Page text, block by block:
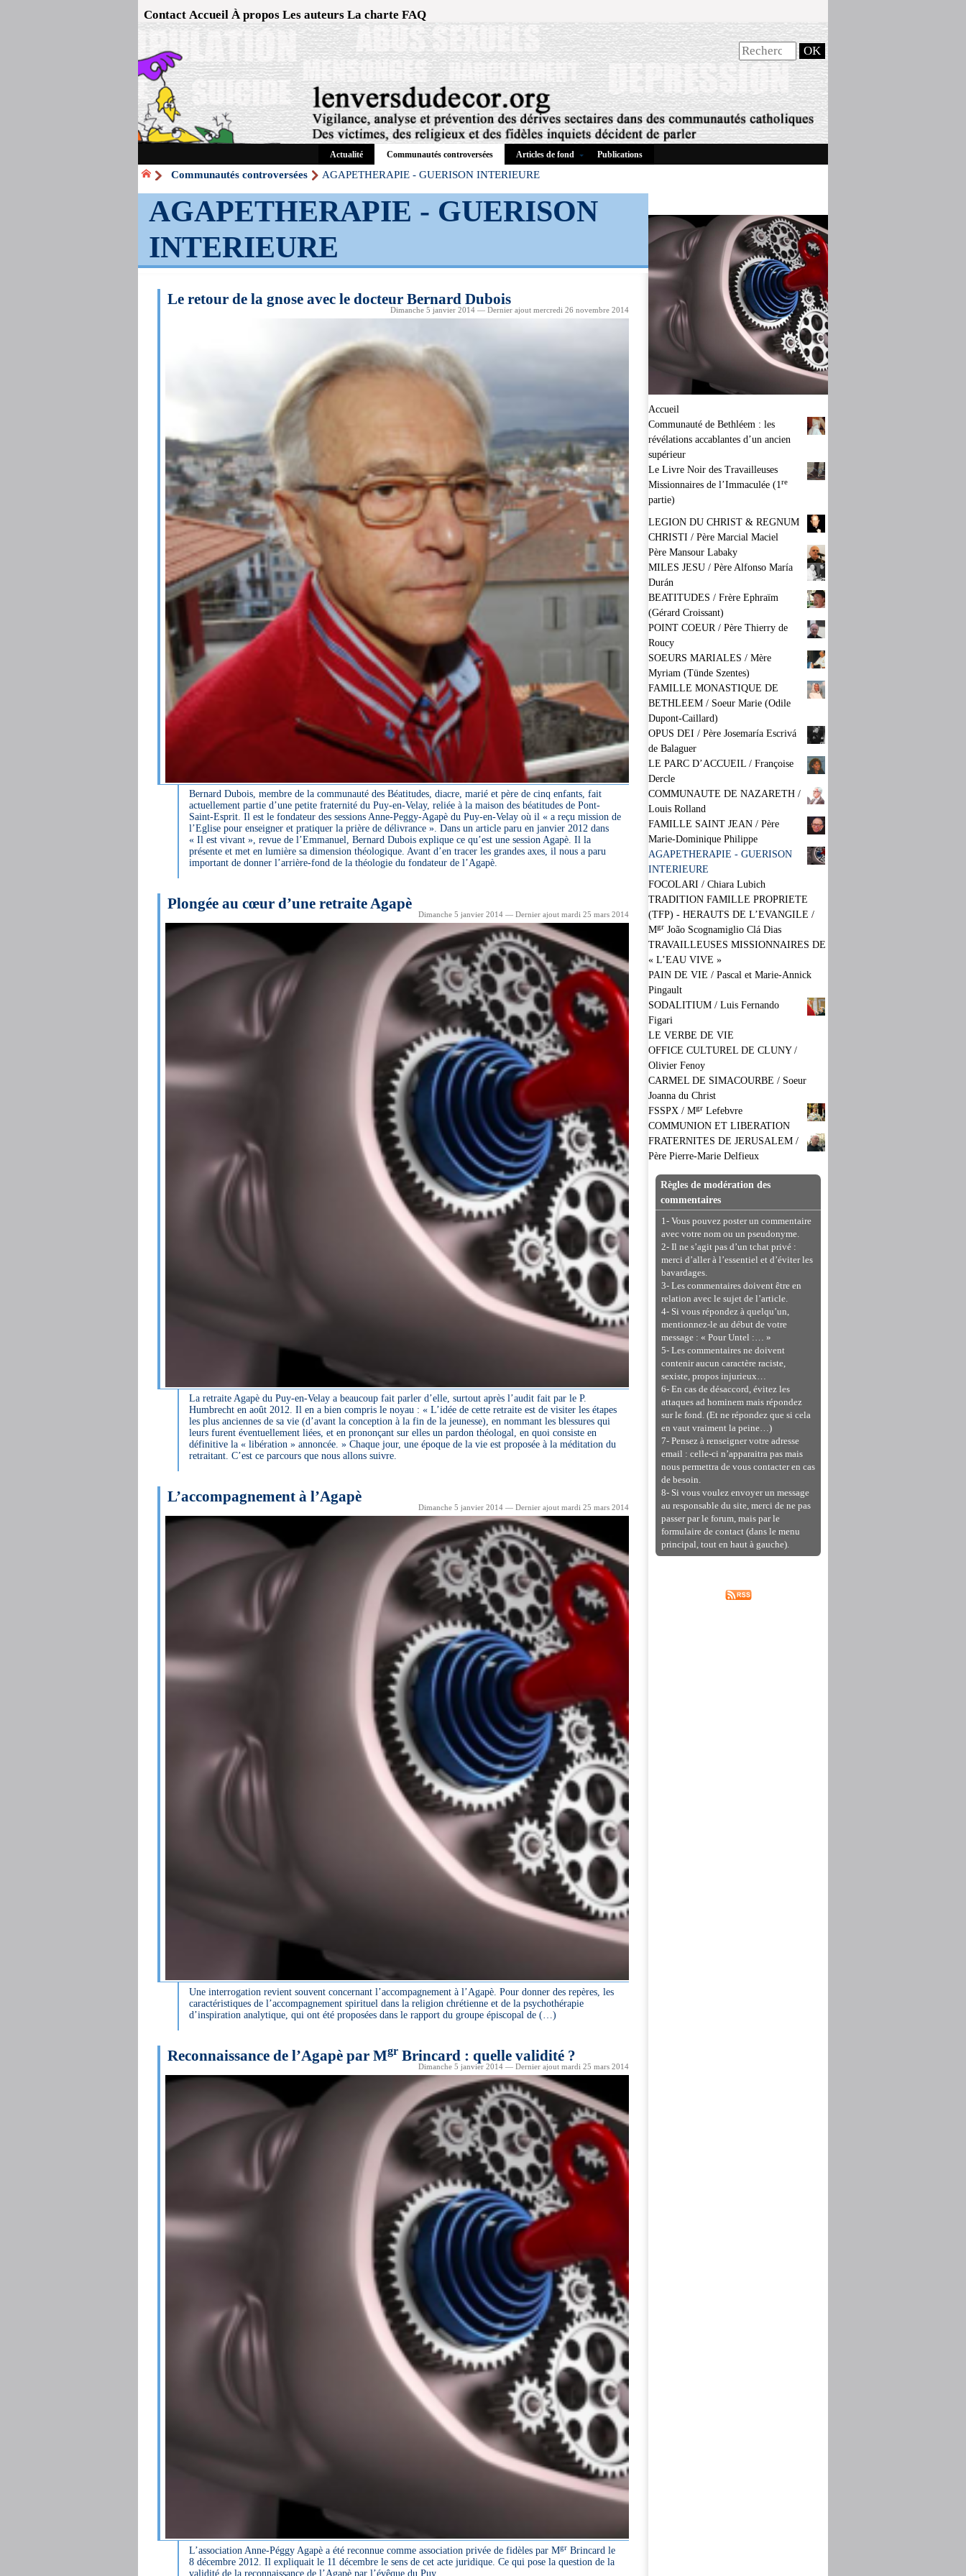
Contact Accueil À propos Les auteurs La charte FAQ
Actualité Communautés controversées Articles de fond Publications
Communautés controversées AGAPETHERAPIE - GUERISON INTERIEURE
AGAPETHERAPIE - GUERISON
INTERIEURE
Le retour de la gnose avec le docteur Bernard Dubois
Dimanche 5 janvier 2014 — Dernier ajout mercredi 26 novembre 2014
Bernard Dubois, membre de la communauté des Béatitudes, diacre, marié et père de cinq enfants, fait
actuellement partie d’une petite fraternité du Puy-en-Velay, reliée à la maison des béatitudes de Pont-
Saint-Esprit. Il est le fondateur des sessions Anne-Peggy-Agapè du Puy-en-Velay où il « a reçu mission de
l’Eglise pour enseigner et pratiquer la prière de délivrance ». Dans un article paru en janvier 2012 dans
« Il est vivant », revue de l’Emmanuel, Bernard Dubois explique ce qu’est une session Agapè. Il la
présente et met en lumière sa dimension théologique. Avant d’en tracer les grandes axes, il nous a paru
important de donner l’arrière-fond de la théologie du fondateur de l’Agapè.
Plongée au cœur d’une retraite Agapè
Dimanche 5 janvier 2014 — Dernier ajout mardi 25 mars 2014
La retraite Agapè du Puy-en-Velay a beaucoup fait parler d’elle, surtout après l’audit fait par le P.
Humbrecht en août 2012. Il en a bien compris le noyau : « L’idée de cette retraite est de visiter les étapes
les plus anciennes de sa vie (d’avant la conception à la fin de la jeunesse), en nommant les blessures qui
leurs furent éventuellement liées, et en prononçant sur elles un pardon théologal, en quoi consiste en
définitive la « libération » annoncée. » Chaque jour, une époque de la vie est proposée à la méditation du
retraitant. C’est ce parcours que nous allons suivre.
L’accompagnement à l’Agapè
Dimanche 5 janvier 2014 — Dernier ajout mardi 25 mars 2014
Une interrogation revient souvent concernant l’accompagnement à l’Agapè. Pour donner des repères, les
caractéristiques de l’accompagnement spirituel dans la religion chrétienne et de la psychothérapie
d’inspiration analytique, qui ont été proposées dans le rapport du groupe épiscopal de (…)
Reconnaissance de l’Agapè par Mgr Brincard : quelle validité ?
Dimanche 5 janvier 2014 — Dernier ajout mardi 25 mars 2014
L’association Anne-Péggy Agapè a été reconnue comme association privée de fidèles par MgrBrincard le
8 décembre 2012. Il expliquait le 11 décembre le sens de cet acte juridique. Ce qui pose la question de la
validité de la reconnaissance de l’Agapè par l’évêque du Puy.
Accueil
Communauté de Bethléem : les
révélations accablantes d’un ancien
supérieur
Le Livre Noir des Travailleuses
Missionnaires de l’Immaculée (1re
partie)
LEGION DU CHRIST & REGNUM
CHRISTI / Père Marcial Maciel
Père Mansour Labaky
MILES JESU / Père Alfonso María
Durán
BEATITUDES / Frère Ephraïm
(Gérard Croissant)
POINT COEUR / Père Thierry de
Roucy
SOEURS MARIALES / Mère
Myriam (Tünde Szentes)
FAMILLE MONASTIQUE DE
BETHLEEM / Soeur Marie (Odile
Dupont-Caillard)
OPUS DEI / Père Josemaría Escrivá
de Balaguer
LE PARC D’ACCUEIL / Françoise
Dercle
COMMUNAUTE DE NAZARETH /
Louis Rolland
FAMILLE SAINT JEAN / Père
Marie-Dominique Philippe
AGAPETHERAPIE - GUERISON
INTERIEURE
FOCOLARI / Chiara Lubich
TRADITION FAMILLE PROPRIETE
(TFP) - HERAUTS DE L’EVANGILE /
Mgr João Scognamiglio Clá Dias
TRAVAILLEUSES MISSIONNAIRES DE
« L’EAU VIVE »
PAIN DE VIE / Pascal et Marie-Annick
Pingault
SODALITIUM / Luis Fernando
Figari
LE VERBE DE VIE
OFFICE CULTUREL DE CLUNY /
Olivier Fenoy
CARMEL DE SIMACOURBE / Soeur
Joanna du Christ
FSSPX / Mgr Lefebvre
COMMUNION ET LIBERATION
FRATERNITES DE JERUSALEM /
Père Pierre-Marie Delfieux
Règles de modération des
commentaires
1- Vous pouvez poster un commentaire
avec votre nom ou un pseudonyme.
2- Il ne s’agit pas d’un tchat privé :
merci d’aller à l’essentiel et d’éviter les
bavardages.
3- Les commentaires doivent être en
relation avec le sujet de l’article.
4- Si vous répondez à quelqu’un,
mentionnez-le au début de votre
message : « Pour Untel :… »
5- Les commentaires ne doivent
contenir aucun caractère raciste,
sexiste, propos injurieux…
6- En cas de désaccord, évitez les
attaques ad hominem mais répondez
sur le fond. (Et ne répondez que si cela
en vaut vraiment la peine…)
7- Pensez à renseigner votre adresse
email : celle-ci n’apparaitra pas mais
nous permettra de vous contacter en cas
de besoin.
8- Si vous voulez envoyer un message
au responsable du site, merci de ne pas
passer par le forum, mais par le
formulaire de contact (dans le menu
principal, tout en haut à gauche).